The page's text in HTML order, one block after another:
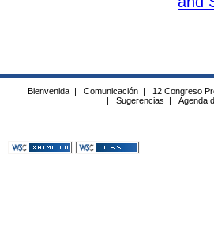
Bienvenida | Comunicación | 12 Congreso
|
Sugerencias | Agenda